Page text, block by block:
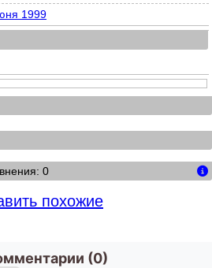
1999
0
похожие
(0)